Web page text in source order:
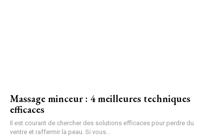
Massage minceur : 4 meilleures techniques
efficaces
Il est courant de chercher des solutions efficaces pour perdre du
ventre et raffermir la peau. Si vous...